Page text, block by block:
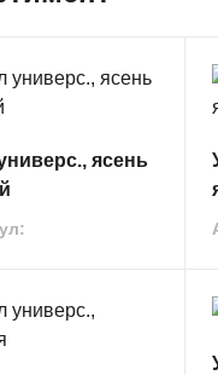
ясень